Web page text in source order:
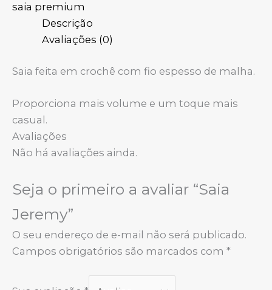
saia premium
Descrição
Avaliações (0)
Saia feita em crochê com fio espesso de malha.
Proporciona mais volume e um toque mais
casual.
Avaliações
Não há avaliações ainda.
Seja o primeiro a avaliar “Saia
Jeremy”
O seu endereço de e-mail não será publicado.
Campos obrigatórios são marcados com *